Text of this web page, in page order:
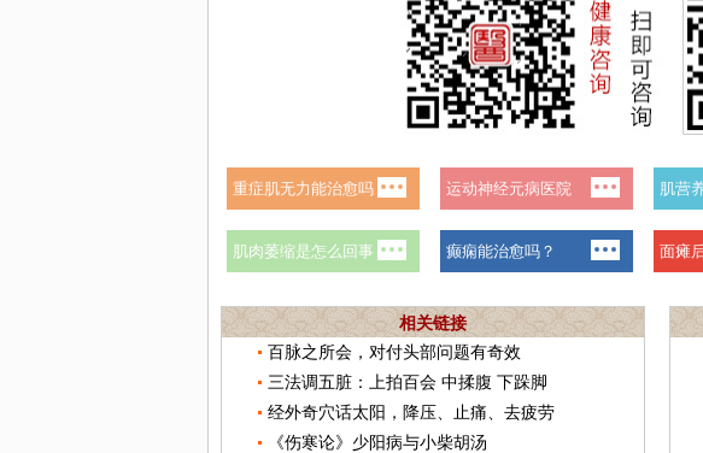
相关链接
百脉之所会，对付头部问题有奇效
三法调五脏：上拍百会 中揉腹 下跺脚
经外奇穴话太阳，降压、止痛、去疲劳
《伤寒论》少阳病与小柴胡汤